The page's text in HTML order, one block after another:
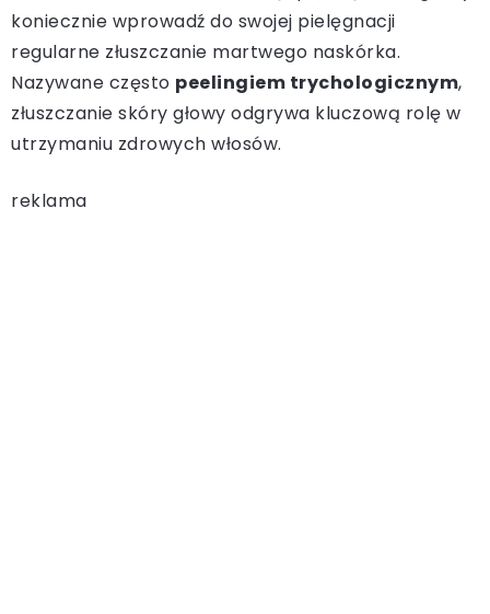
koniecznie wprowadź do swojej pielęgnacji
regularne złuszczanie martwego naskórka.
Nazywane często peelingiem trychologicznym,
złuszczanie skóry głowy odgrywa kluczową rolę w
utrzymaniu zdrowych włosów.
reklama